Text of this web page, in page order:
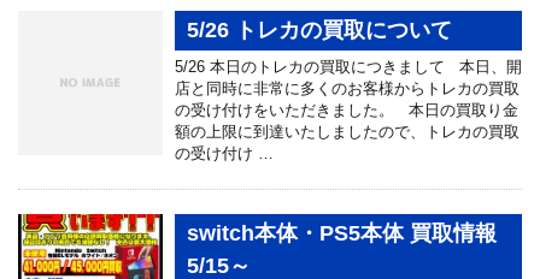
5/26 トレカの買取について
5/26 本日のトレカの買取につきまして 本日、開
店と同時に非常に多くのお客様からトレカの買取
の受け付けをいただきました。 本日の買取り金
額の上限に到達いたしましたので、トレカの買取
の受け付け …
switch本体・PS5本体 買取情報
5/15～